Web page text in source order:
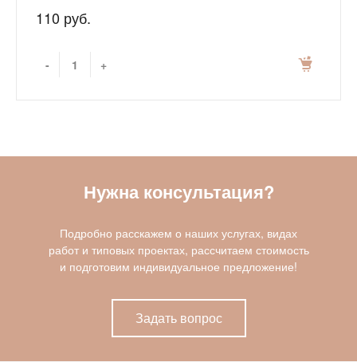
110 руб.
- +
Нужна консультация?
Подробно расскажем о наших услугах, видах
работ и типовых проектах, рассчитаем стоимость
и подготовим индивидуальное предложение!
Задать вопрос